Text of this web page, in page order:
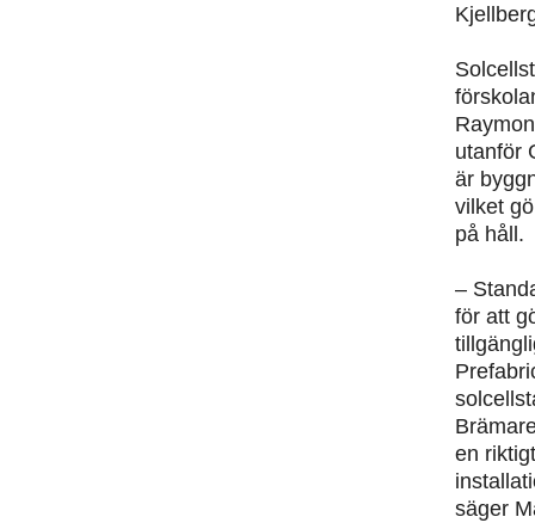
utanför
är
vilket
på håll.
–
för att
en
säger